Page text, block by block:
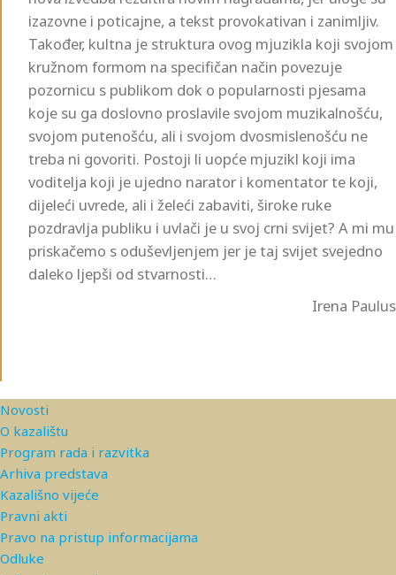
izazovne i poticajne, a tekst provokativan i zanimljiv.
Također, kultna je struktura ovog mjuzikla koji svojom
kružnom formom na specifičan način povezuje
pozornicu s publikom dok o popularnosti pjesama
koje su ga doslovno proslavile svojom muzikalnošću,
svojom putenošću, ali i svojom dvosmislenošću ne
treba ni govoriti. Postoji li uopće mjuzikl koji ima
voditelja koji je ujedno narator i komentator te koji,
dijeleći uvrede, ali i želeći zabaviti, široke ruke
pozdravlja publiku i uvlači je u svoj crni svijet? A mi mu
priskačemo s oduševljenjem jer je taj svijet svejedno
daleko ljepši od stvarnosti…
Irena Paulus
Novosti
O kazalištu
Program rada i razvitka
Arhiva predstava
Kazališno vijeće
Pravni akti
Pravo na pristup informacijama
Odluke